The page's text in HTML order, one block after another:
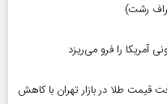
رشت)
آمریکا را فرو می‌ریزد
و سکه امروز ۱۱ مرداد ۱۴۰۵ | افت قیمت طلا در بازار تهران با کاهش